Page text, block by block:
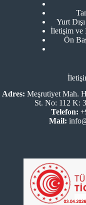
Yurt
İletişim ve
Ön
Adres: Meşrutiyet Mah.
St. No: 112 K:
Telefon:
Mail: